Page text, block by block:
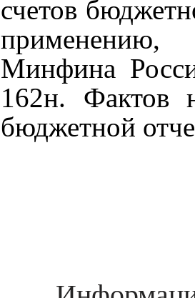
счетов
Минфина
162н. Фактов
бюджетной